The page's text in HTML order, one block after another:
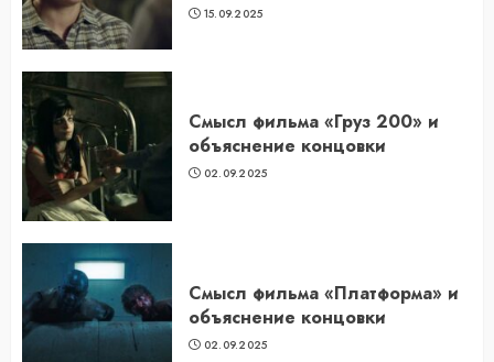
15.09.2025
Смысл фильма «Груз 200» и
объяснение концовки
02.09.2025
Смысл фильма «Платформа» и
объяснение концовки
02.09.2025